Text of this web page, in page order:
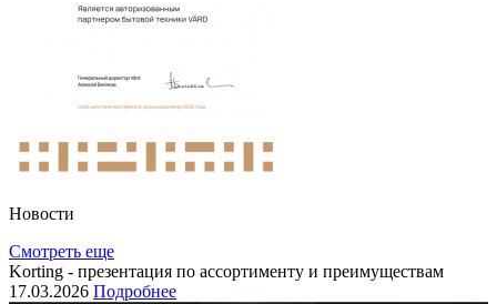
Новости
Смотреть еще
Korting - презентация по ассортименту и преимуществам
17.03.2026 Подробнее